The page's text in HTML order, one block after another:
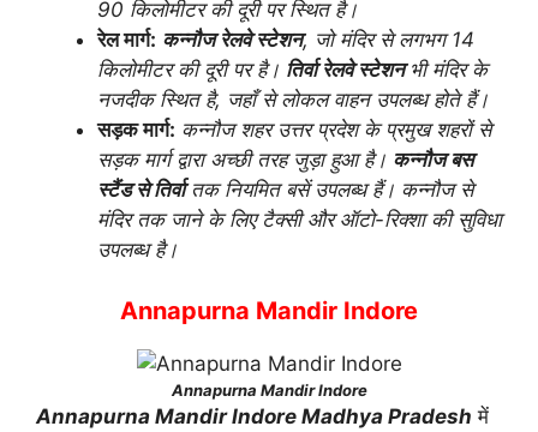
90 किलोमीटर की दूरी पर स्थित है।
रेल मार्ग: कन्नौज रेलवे स्टेशन, जो मंदिर से लगभग 14
किलोमीटर की दूरी पर है। तिर्वा रेलवे स्टेशनभी मंदिर के
नजदीक स्थित है, जहाँ से लोकल वाहन उपलब्ध होते हैं।
सड़क मार्ग: कन्नौज शहर उत्तर प्रदेश के प्रमुख शहरों से
सड़क मार्ग द्वारा अच्छी तरह जुड़ा हुआ है। कन्नौज बस
स्टैंड से तिर्वातक नियमित बसें उपलब्ध हैं। कन्नौज से
मंदिर तक जाने के लिए टैक्सी और ऑटो-रिक्शा की सुविधा
उपलब्ध है।
Annapurna Mandir Indore
Annapurna Mandir Indore
Annapurna Mandir Indore Madhya Pradesh में